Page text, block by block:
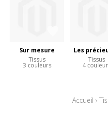
Sur mesure
Tissus
3 couleurs
Les
Tissus
4
Accueil ›